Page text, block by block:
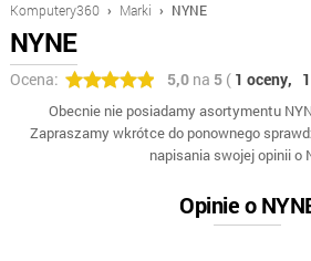
Komputery360 › Marki › NYNE
NYNE
Ocena: 5,0na 5( 1 oceny,
Obecnie nie posiadamy asortymentu
Zapraszamy wkrótce do ponownego
napisania swojej opinii o
Opinie o